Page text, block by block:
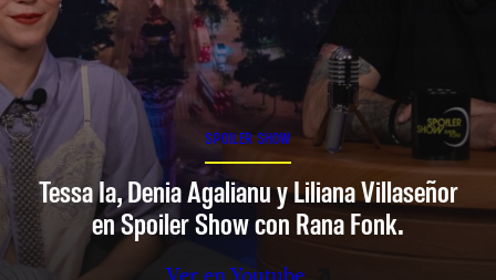
SPOILER SHOW
Tessa Ia, Denia Agalianu y Liliana Villaseñor
en Spoiler Show con Rana Fonk.
Ver en Youtube